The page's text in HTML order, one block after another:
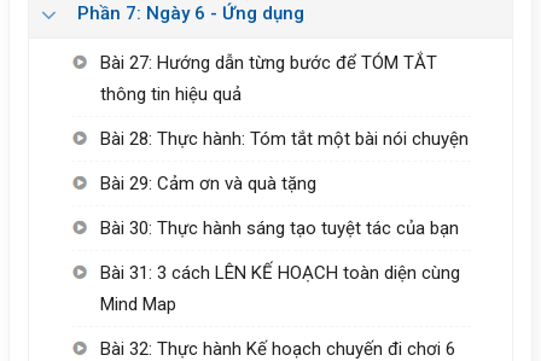
Phần 7: Ngày 6 - Ứng dụng
Bài 27: Hướng dẫn từng bước để TÓM TẮT
thông tin hiệu quả
Bài 28: Thực hành: Tóm tắt một bài nói chuyện
Bài 29: Cảm ơn và quà tặng
Bài 30: Thực hành sáng tạo tuyệt tác của bạn
Bài 31: 3 cách LÊN KẾ HOẠCH toàn diện cùng
Mind Map
Bài 32: Thực hành Kế hoạch chuyến đi chơi 6